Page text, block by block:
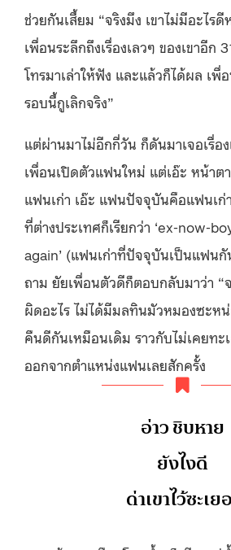
ช่วยกันเสี้ยม “จริงมึง เขาไม่มีอะไร
เพื่อนระลึกถึงเรื่องเลวๆ ของเขาอีก
โทรมาเล่าให้ฟัง และแล้วก็ได้ผล เพื่
รอบนี้กูเลิกจริง”
แต่ผ่านมาไม่อีกกี่วัน ก็ดันมาเจอเรื่อ
เพื่อนเปิดตัวแฟนใหม่ แต่เอ๊ะ หน้า
แฟนเก่า เอ๊ะ แฟนปัจจุบันคือแฟนเก่
ที่ต่างประเทศก็เรียกว่า ‘ex-now-
again’ (แฟนเก่าที่ปัจจุบันเป็นแฟน
ถาม ยัยเพื่อนตัวดีก็ตอบกลับมาว่า “จ
ผิดอะไร ไม่ได้มีมลทินมัวหมองซะห
คืนดีกันเหมือนเดิม ราวกับไม่เคยทะ
ออกจากตำแหน่งแฟนเลยสักครั้ง
อ่าว ชิบหาย
ยังไงดี
ด่าเขาไว้ซะเย